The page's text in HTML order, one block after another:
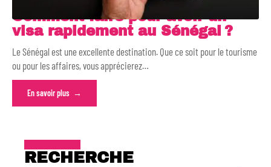
Comment faire pour avoir un
visa rapidement au Sénégal ?
Le Sénégal est une excellente destination. Que ce soit pour le tourisme
ou pour les affaires, vous apprécierez…
En savoir plus
RECHERCHE